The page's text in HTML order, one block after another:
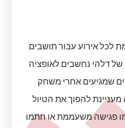
לכל אירוע עבור תושבים
של דלהי נחשבים לאופציה
שמגיעים אחרי משחק
להפוך את הטיול
פגישה משעממת או חתמו